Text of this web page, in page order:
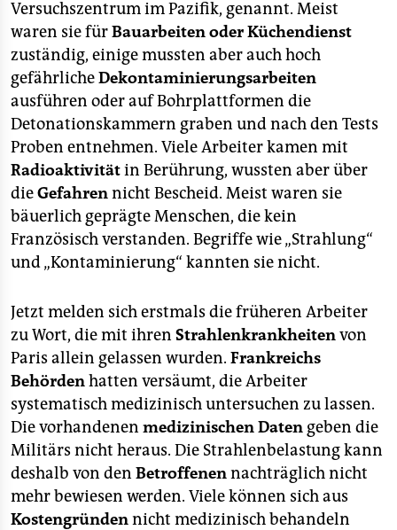
Versuchszentrum im Pazifik, genannt. Meist
waren sie fürBauarbeiten oder Küchendienst
zuständig, einige mussten aber auch hoch
gefährlicheDekontaminierungsarbeiten
ausführen oder auf Bohrplattformen die
Detonationskammern graben und nach den Tests
Proben entnehmen. Viele Arbeiter kamen mit
Radioaktivitätin Berührung, wussten aber über
dieGefahrennicht Bescheid. Meist waren sie
bäuerlich geprägte Menschen, die kein
Französisch verstanden. Begriffe wie „Strahlung“
und „Kontaminierung“ kannten sie nicht.
Jetzt melden sich erstmals die früheren Arbeiter
zu Wort, die mit ihren Strahlenkrankheitenvon
Paris allein gelassen wurden. Frankreichs
Behördenhatten versäumt, die Arbeiter
systematisch medizinisch untersuchen zu lassen.
Die vorhandenen medizinischen Daten geben die
Militärs nicht heraus. Die Strahlenbelastung kann
deshalb von den Betroffenennachträglich nicht
mehr bewiesen werden. Viele können sich aus
Kostengründennicht medizinisch behandeln